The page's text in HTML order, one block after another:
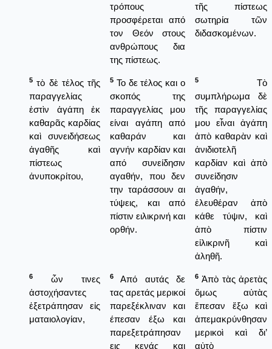
τρόπους
προσφέρεται από
τον Θεόν στους
ανθρώπους δια
της πίστεως.
τῆς πίστεως
σωτηρία τῶν
διδασκομένων.
5 τὸ δὲ τέλος τῆς
παραγγελίας
ἐστὶν ἀγάπη ἐκ
καθαρᾶς καρδίας
καὶ συνειδήσεως
ἀγαθῆς καὶ
πίστεως
ἀνυποκρίτου,
5 Το δε τέλος και ο
σκοπός της
παραγγελίας μου
είναι αγάπη από
καθαράν και
αγνήν καρδίαν και
από συνείδησιν
αγαθήν, που δεν
την ταράσσουν αι
τύψεις, και από
πίστιν ειλικρινή και
ορθήν.
5
Τὸ
συμπλήρωμα δὲ
τῆς παραγγελίας
μου εἶναι ἀγάπη
ἀπὸ καθαρὰν καὶ
ἀνιδιοτελῆ
καρδίαν καὶ ἀπὸ
συνείδησιν
ἀγαθήν,
ἐλευθέραν ἀπὸ
κάθε τύψιν, καὶ
ἀπὸ πίστιν
εἰλικρινῆ καὶ
ἀληθῆ.
6
ὧν τινες
ἀστοχήσαντες
ἐξετράπησαν εἰς
ματαιολογίαν,
6
Από αυτάς δε
τας αρετάς μερικοί
παρεξέκλιναν και
έπεσαν έξω και
παρεξετράπησαν
εις κενάς και
6 Ἀπὸ τὰς ἀρετὰς
ὅμως αὐτὰς
ἔπεσαν ἔξω καὶ
ἀπεμακρύνθησαν
μερικοὶ καὶ δι’
αὐτὸ